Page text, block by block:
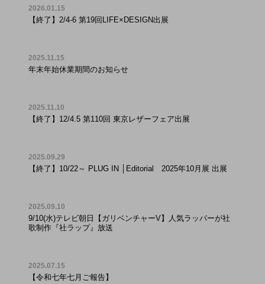
2026.01.15
【終了】2/4-6 第19回LIFE×DESIGN出展
2025.11.15
年末年始休業期間のお知らせ
2025.11.10
【終了】12/4.5 第110回 東京レザーフェア出展
2025.09.29
【終了】10/22～ PLUG IN │Editorial 2025年10月展 出展
2025.09.10
9/10(水)テレビ朝日【ガリベンチャーV】人気ラッパーが社
歌制作『社ラップ』放送
2025.07.15
【令和七年七月ご報告】